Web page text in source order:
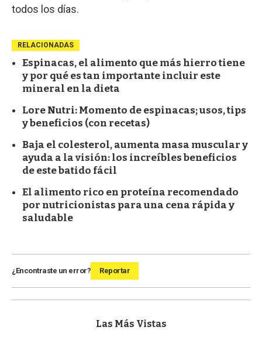
todos los días.
RELACIONADAS
Espinacas, el alimento que más hierro tiene
y por qué es tan importante incluir este
mineral en la dieta
Lore Nutri: Momento de espinacas; usos, tips
y beneficios (con recetas)
Baja el colesterol, aumenta masa muscular y
ayuda a la visión: los increíbles beneficios
de este batido fácil
El alimento rico en proteína recomendado
por nutricionistas para una cena rápida y
saludable
¿Encontraste un error? Reportar
Las Más Vistas